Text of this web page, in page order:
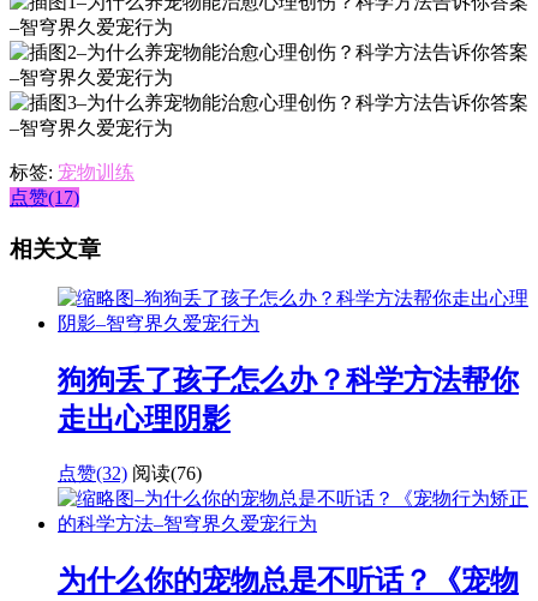
标签: 宠物训练
点赞(17)
相关文章
狗狗丢了孩子怎么办？科学方法帮你
走出心理阴影
点赞(32) 阅读(76)
为什么你的宠物总是不听话？《宠物